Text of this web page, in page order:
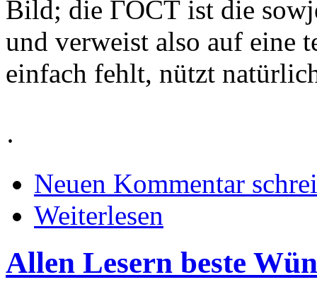
Bild; die ГОСТ ist die
und verweist also auf eine
einfach fehlt, nützt
·
Neuen Kommentar
Weiterlesen
Allen Lesern beste